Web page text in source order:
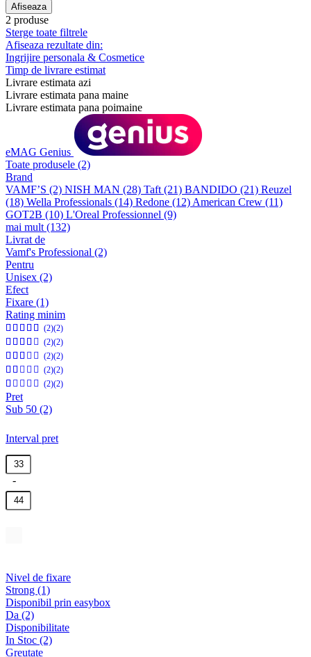
Afiseaza
2 produse
Sterge toate filtrele
Afiseaza rezultate din:
Ingrijire personala & Cosmetice
Timp de livrare estimat
Livrare estimata azi
Livrare estimata pana maine
Livrare estimata pana poimaine
eMAG Genius
Toate produsele (2)
Brand
VAMF’S (2) NISH MAN (28) Taft (21) BANDIDO (21) Reuzel
(18) Wella Professionals (14) Redone (12) American Crew (11)
GOT2B (10) L'Oreal Professionnel (9)
mai mult (132)
Livrat de
Vamf's Professional (2)
Pentru
Unisex (2)
Efect
Fixare (1)
Rating minim
(2)(2)
(2)(2)
(2)(2)
(2)(2)
(2)(2)
Pret
Sub 50 (2)
Interval pret
Nivel de fixare
Strong (1)
Disponibil prin easybox
Da (2)
Disponibilitate
In Stoc (2)
Greutate